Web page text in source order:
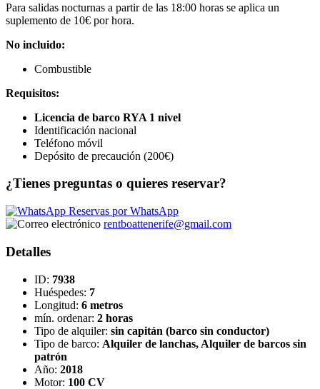
Para salidas nocturnas a partir de las 18:00 horas se aplica un
suplemento de 10€ por hora.
No incluido:
Combustible
Requisitos:
Licencia de barco RYA 1 nivel
Identificación nacional
Teléfono móvil
Depósito de precaución (200€)
¿Tienes preguntas o quieres reservar?
Reservas por WhatsApp
rentboattenerife@gmail.com
Detalles
ID: 7938
Huéspedes: 7
Longitud: 6 metros
mín. ordenar: 2 horas
Tipo de alquiler: sin capitán (barco sin conductor)
Tipo de barco: Alquiler de lanchas, Alquiler de barcos sin
patrón
Año: 2018
Motor: 100 CV